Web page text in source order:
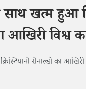
खत्म हुआ
आखिरी
रोनाल्डो का